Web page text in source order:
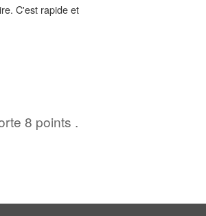
C'est rapide et
8 points .